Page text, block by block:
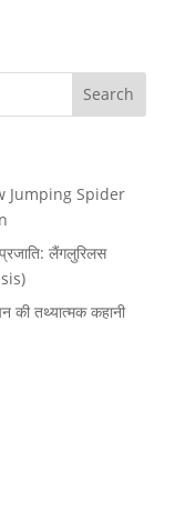
Jumping Spider
लैंगलुरिलस
की तथ्यात्मक कहानी